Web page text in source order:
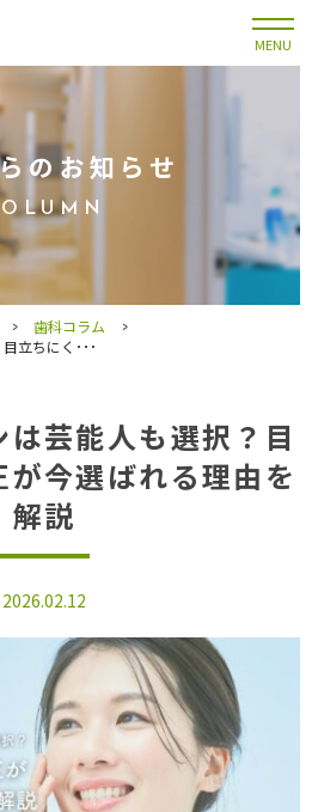
MENU
のお知らせ
> 歯科コラム
>
立ちにく･･･
芸能人も選択？目
今選ばれる理由を
解説
2026.02.12